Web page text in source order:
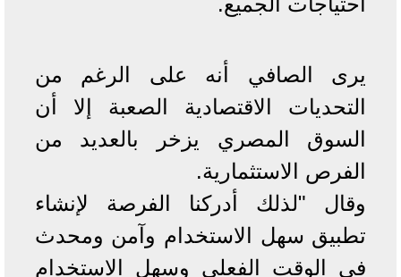
يرى الصافي أنه على الرغم من
التحديات الاقتصادية الصعبة إلا أن
السوق المصري يزخر بالعديد من
الفرص الاستثمارية.
وقال "لذلك أدركنا الفرصة لإنشاء
تطبيق سهل الاستخدام وآمن ومحدث
في الوقت الفعلي وسهل الاستخدام